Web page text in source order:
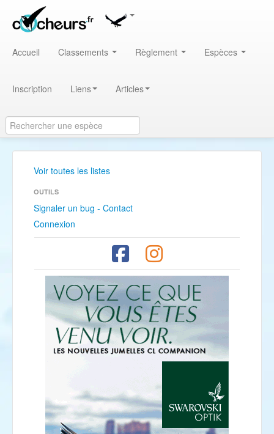
Accueil Classements Règlement Espèces
Inscription Liens Articles
Voir toutes les listes
OUTILS
Signaler un bug - Contact
Connexion